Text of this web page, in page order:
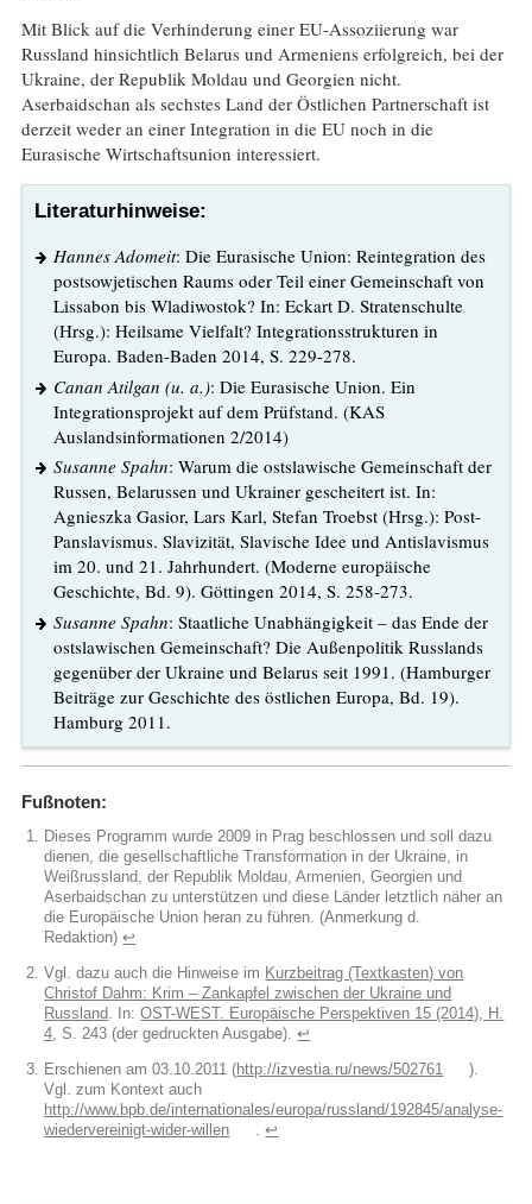
Mit Blick auf die Verhinderung einer EU-Assoziierung war
Russland hinsichtlich Belarus und Armeniens erfolgreich, bei der
Ukraine, der Republik Moldau und Georgien nicht.
Aserbaidschan als sechstes Land der Östlichen Partnerschaft ist
derzeit weder an einer Integration in die EU noch in die
Eurasische Wirtschaftsunion interessiert.
Literaturhinweise:
Hannes Adomeit: Die Eurasische Union: Reintegration des
postsowjetischen Raums oder Teil einer Gemeinschaft von
Lissabon bis Wladiwostok? In: Eckart D. Stratenschulte
(Hrsg.): Heilsame Vielfalt? Integrationsstrukturen in
Europa. Baden-Baden 2014, S. 229-278.
Canan Atilgan (u. a.): Die Eurasische Union. Ein
Integrationsprojekt auf dem Prüfstand. (KAS
Auslandsinformationen 2/2014)
Susanne Spahn: Warum die ostslawische Gemeinschaft der
Russen, Belarussen und Ukrainer gescheitert ist. In:
Agnieszka Gasior, Lars Karl, Stefan Troebst (Hrsg.): Post-
Panslavismus. Slavizität, Slavische Idee und Antislavismus
im 20. und 21. Jahrhundert. (Moderne europäische
Geschichte, Bd. 9). Göttingen 2014, S. 258-273.
Susanne Spahn: Staatliche Unabhängigkeit – das Ende der
ostslawischen Gemeinschaft? Die Außenpolitik Russlands
gegenüber der Ukraine und Belarus seit 1991. (Hamburger
Beiträge zur Geschichte des östlichen Europa, Bd. 19).
Hamburg 2011.
Fußnoten:
Dieses Programm wurde 2009 in Prag beschlossen und soll dazu
dienen, die gesellschaftliche Transformation in der Ukraine, in
Weißrussland, der Republik Moldau, Armenien, Georgien und
Aserbaidschan zu unterstützen und diese Länder letztlich näher an
die Europäische Union heran zu führen. (Anmerkung d.
Redaktion)↩︎
Vgl. dazu auch die Hinweise im Kurzbeitrag (Textkasten) von
Christof Dahm: Krim – Zankapfel zwischen der Ukraine und
Russland. In:OST-WEST. Europäische Perspektiven 15 (2014), H.
4, S. 243 (der gedruckten Ausgabe).↩︎
Erschienen am 03.10.2011 (http://izvestia.ru/news/502761
).
Vgl. zum Kontext auch
http://www.bpb.de/internationales/europa/russland/192845/analyse-
wiedervereinigt-wider-willen
.↩︎